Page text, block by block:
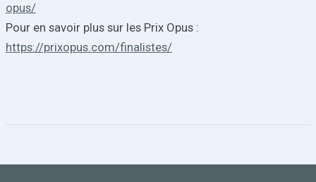
opus/
Pour en savoir plus sur les Prix Opus :
https://prixopus.com/finalistes/